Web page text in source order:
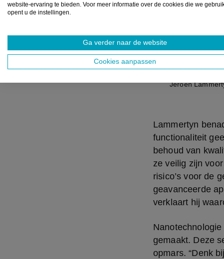
website-ervaring te bieden. Voor meer informatie over de cookies die we
opent u de instellingen.
Ga verder naar de website
Cookies aanpassen
Het
Jeroen
Lammertyn
functionaliteit
behoud van
ze veilig zijn
risico’s voor de
geavanceerde
verklaart hij
gemaakt. Deze
opmars. “Denk